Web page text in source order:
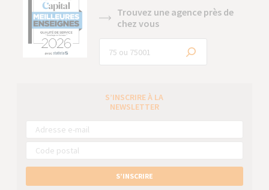
Trouvez une agence près de
chez vous
S’INSCRIRE À LA
NEWSLETTER
S’INSCRIRE